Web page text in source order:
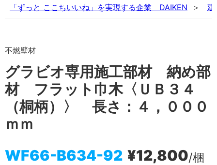
「ずっと ここちいいね」を実現する企業 DAIKEN 建
不燃壁材
グラビオ専用施工部材 納め部
材 フラット巾木〈ＵＢ３４
（桐柄）〉 長さ：４，０００
ｍｍ
WF66-B634-92 ¥12,800/梱